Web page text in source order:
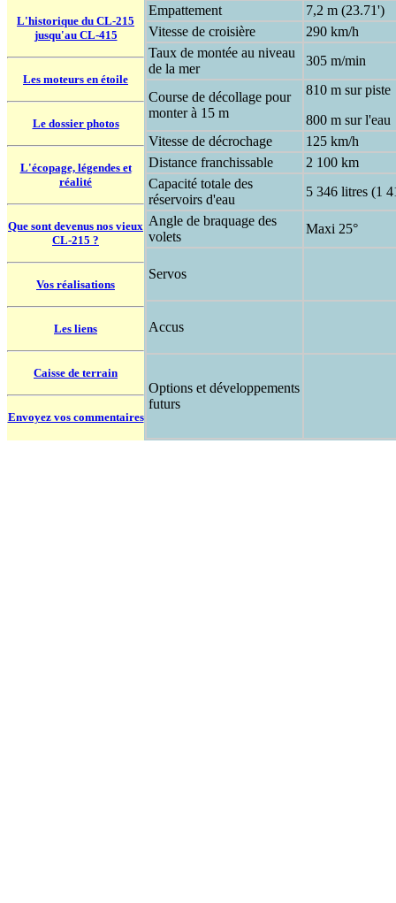
L'historique du CL-215
jusqu'au CL-415
Les moteurs en étoile
Le dossier photos
L'écopage, légendes et
réalité
Que sont devenus nos vieux
CL-215 ?
Vos réalisations
Les liens
Caisse de terrain
Envoyez vos commentaires
Empattement
7,2 m (23.71')
Vitesse de croisière
290 km/h
Taux de montée au niveau
de la mer
305 m/min
Course de décollage pour
monter à 15 m
810 m sur piste
800 m sur l'eau
Vitesse de décrochage
125 km/h
Distance franchissable
2 100 km
Capacité totale des
réservoirs d'eau
5 346 litres (1
Angle de braquage des
volets
Maxi 25°
Servos
Accus
Options et développements
futurs